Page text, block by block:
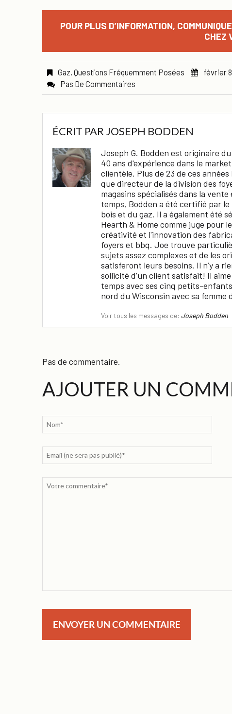
POUR PLUS D’INFORMATION,
CHEZ
Gaz, Questions Fréquemment Posées février
Pas De Commentaires
ÉCRIT PAR JOSEPH BODDEN
Joseph G. Bodden est originaire
40 ans d'expérience dans le
clientèle. Plus de 23 de ces
que directeur de la division des
magasins spécialisés dans la
temps, Bodden a été certifié par
bois et du gaz. Il a également été
Hearth & Home comme juge pour
créativité et l'innovation des
foyers et bbq. Joe trouve
sujets assez complexes et de les
satisferont leurs besoins. Il n’y a
sollicité d’un client satisfait! Il
temps avec ses cinq petits-
nord du Wisconsin avec sa femme
Voir tous les messages de: Joseph Bodden
Pas de commentaire.
AJOUTER UN